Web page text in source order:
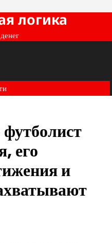
логика
его
и